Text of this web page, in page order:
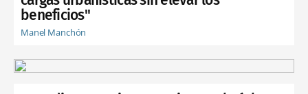
beneficios"
Manel Manchón